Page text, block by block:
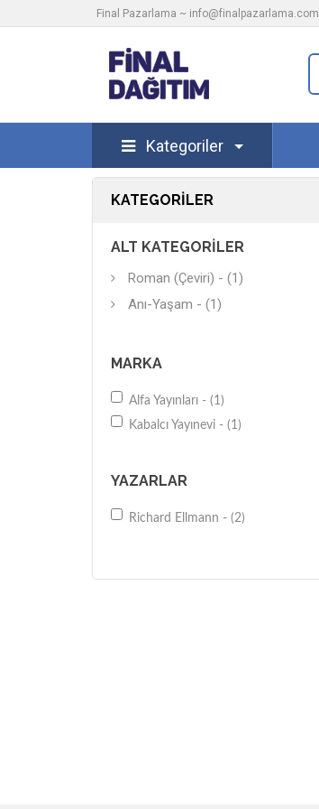
Final Pazarlama ~ info@finalpazarlama.com
Kategoriler
KATEGORILER
ALT KATEGORILER
Roman (Çeviri) - (1)
Anı-Yaşam - (1)
MARKA
Alfa Yayınları - (1)
Kabalcı Yayınevi - (1)
YAZARLAR
Richard Ellmann - (2)